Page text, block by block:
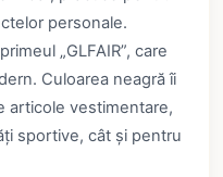
personale.
„GLFAIR”, care
Culoarea neagră îi
articole vestimentare,
sportive, cât și pentru